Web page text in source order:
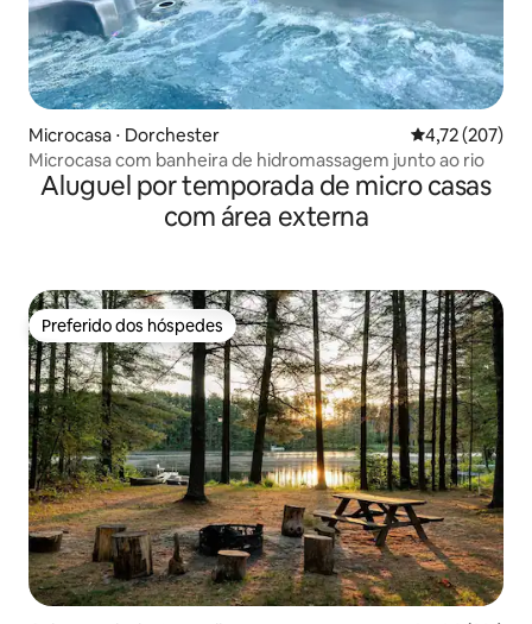
Microcasa ⋅ Dorchester 4,72 de uma
4,72 (207)
Microcasa com banheira de hidromassagem junto ao rio
Aluguel por temporada de micro casas
com área externa
Preferido dos hóspedes
Preferido dos hóspedes